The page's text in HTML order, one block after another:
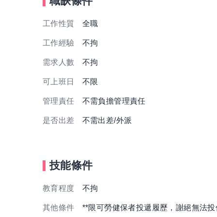
工作性質 全職
工作經驗 不拘
需求人數 不拘
可上班日 不限
管理責任 不需負擔管理責任
是否出差 不需出差/外派
技能條件
教育程度 不拘
其他條件 **限可勞健保者投遞履歷，謝絕無法